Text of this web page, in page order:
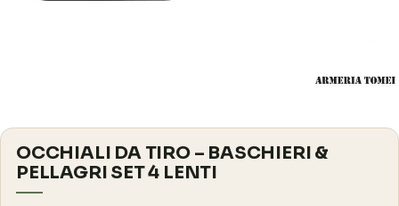
OCCHIALI DA TIRO – BASCHIERI &
PELLAGRI SET 4 LENTI